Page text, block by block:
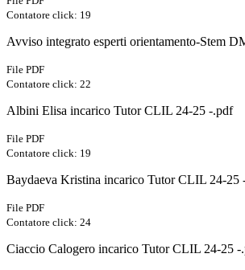
Contatore click: 19
Avviso integrato esperti orientamento-Stem
File PDF
Contatore click: 22
Albini Elisa incarico Tutor CLIL 24-25 -.pdf
File PDF
Contatore click: 19
Baydaeva Kristina incarico Tutor CLIL 24-25
File PDF
Contatore click: 24
Ciaccio Calogero incarico Tutor CLIL 24-25 -